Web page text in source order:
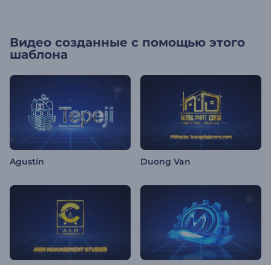
Видео созданные с помощью этого
шаблона
Agustín Duong Van